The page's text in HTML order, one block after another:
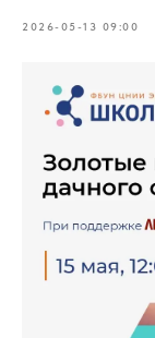
2026-05-13 09:00